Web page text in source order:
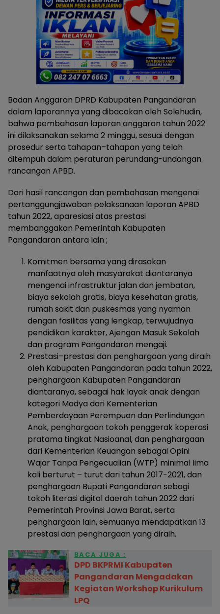
Badan Anggaran DPRD Kabupaten Pangandaran
dalam laporannya yang dibacakan oleh Solehudin,
bahwa pembahasan laporan anggaran tahun 2022
ini dilaksanakan selama 2 minggu, sesuai dengan
prosedur serta tahapan–tahapan yang telah
ditempuh dalam peraturan perundang-undangan
rancangan APBD.
Dari hasil rancangan dan pembahasan mengenai
pertanggungjawaban pelaksanaan laporan APBD
tahun 2022, aparesiasi atas prestasi
membanggakan Pemerintah Kabupaten
Pangandaran antara lain ;
Komitmen bersama yang dirasakan
manfaatnya oleh masyarakat diantaranya
mengenai infrastruktur jalan dan jembatan,
biaya sekolah gratis, biaya kesehatan gratis,
rumah sakit dan puskesmas yang nyaman
dengan fasilitas yang lengkap, terwujudnya
pendidikan karakter, Ajengan Masuk Sekolah
dan program Pangandaran mengaji.
Prestasi–prestasi dan penghargaan yang diraih
oleh Kabupaten Pangandaran pada tahun 2022,
penghargaan Kabupaten Pangandaran
diantaranya, sebagai hak layak anak dengan
kategori Madya dari Kementerian
Pemberdayaan Perempuan dan Perlindungan
Anak, penghargaan tokoh penggerak koperasi
pratama tingkat Nasioanal, dan penghargaan
dari Kementerian Keuangan sebagai Opini
Wajar Tanpa Pengecualian (WTP) minimal lima
kali berturut – turut dari tahun 2017-2021, dan
penghargaan Bupati Pangandaran sebagi
tokoh literasi digital daerah tahun 2022 dari
Pemerintah Provinsi Jawa Barat, serta
penghargaan lain, semuanya mendapatkan 13
prestasi dan penghargaan yang diraih.
BACA JUGA :
DPD BKPRMI Kabupaten
Pangandaran Mengadakan
Kegiatan Workshop Kurikulum
LPQ